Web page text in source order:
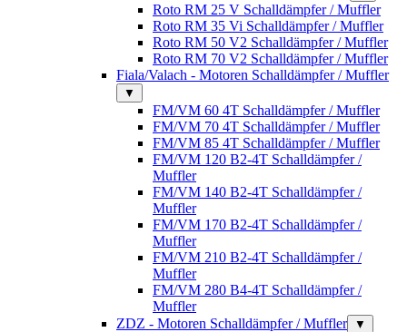
Roto RM 25 V Schalldämpfer / Muffler
Roto RM 35 Vi Schalldämpfer / Muffler
Roto RM 50 V2 Schalldämpfer / Muffler
Roto RM 70 V2 Schalldämpfer / Muffler
Fiala/Valach - Motoren Schalldämpfer / Muffler
▼
FM/VM 60 4T Schalldämpfer / Muffler
FM/VM 70 4T Schalldämpfer / Muffler
FM/VM 85 4T Schalldämpfer / Muffler
FM/VM 120 B2-4T Schalldämpfer /
Muffler
FM/VM 140 B2-4T Schalldämpfer /
Muffler
FM/VM 170 B2-4T Schalldämpfer /
Muffler
FM/VM 210 B2-4T Schalldämpfer /
Muffler
FM/VM 280 B4-4T Schalldämpfer /
Muffler
ZDZ - Motoren Schalldämpfer / Muffler
▼